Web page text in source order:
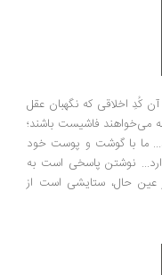
که نگهبان عقل
فاشیست باشند؛
گوشت و پوست خود
پاسخی است به
ستایشی است از